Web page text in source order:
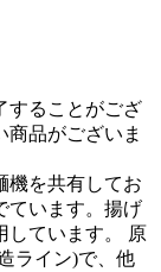
することがござ
商品がございま
機を共有してお
ています。揚げ
しています。 原
ライン)で、他